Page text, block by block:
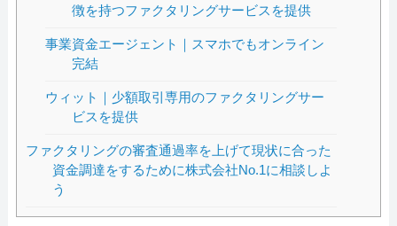
徴を持つファクタリングサービスを提供
事業資金エージェント｜スマホでもオンライン
完結
ウィット｜少額取引専用のファクタリングサー
ビスを提供
ファクタリングの審査通過率を上げて現状に合った
資金調達をするために株式会社No.1に相談しよ
う